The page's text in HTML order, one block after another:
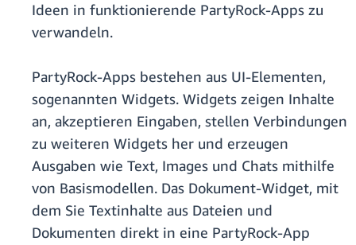
Ideen in funktionierende PartyRock-Apps zu
verwandeln.
PartyRock-Apps bestehen aus UI-Elementen,
sogenannten Widgets. Widgets zeigen Inhalte
an, akzeptieren Eingaben, stellen Verbindungen
zu weiteren Widgets her und erzeugen
Ausgaben wie Text, Images und Chats mithilfe
von Basismodellen. Das Dokument-Widget, mit
dem Sie Textinhalte aus Dateien und
Dokumenten direkt in eine PartyRock-App